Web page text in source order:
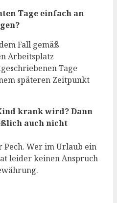
Tage einfach an
Fall gemäß
Arbeitsplatz
Tage
späteren Zeitpunkt
krank wird? Dann
auch nicht
Pech. Wer im Urlaub ein
leider keinen Anspruch